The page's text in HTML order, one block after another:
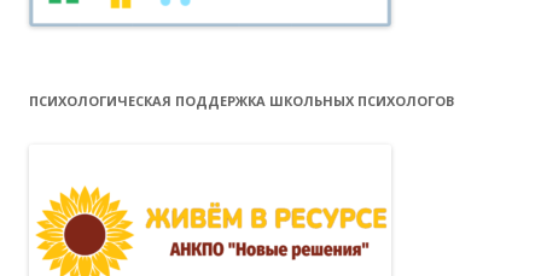
ПСИХОЛОГИЧЕСКАЯ ПОДДЕРЖКА ШКОЛЬНЫХ ПСИХОЛОГОВ